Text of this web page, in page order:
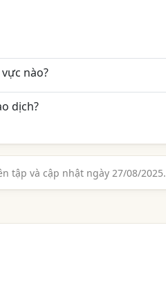
nào?
dịch?
tập và cập nhật ngày 27/08/2025.